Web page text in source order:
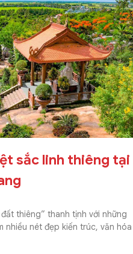
sắc linh thiêng tại
thiêng” thanh tịnh với những
nhiều nét đẹp kiến trúc, văn hóa